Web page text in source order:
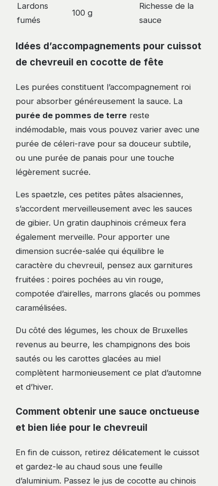
Lardons
fumés
100 g
Richesse de la
sauce
Idées d’accompagnements pour cuissot
de chevreuil en cocotte de fête
Les purées constituent l’accompagnement roi
pour absorber généreusement la sauce. La
purée de pommes de terre reste
indémodable, mais vous pouvez varier avec une
purée de céleri-rave pour sa douceur subtile,
ou une purée de panais pour une touche
légèrement sucrée.
Les spaetzle, ces petites pâtes alsaciennes,
s’accordent merveilleusement avec les sauces
de gibier. Un gratin dauphinois crémeux fera
également merveille. Pour apporter une
dimension sucrée-salée qui équilibre le
caractère du chevreuil, pensez aux garnitures
fruitées : poires pochées au vin rouge,
compotée d’airelles, marrons glacés ou pommes
caramélisées.
Du côté des légumes, les choux de Bruxelles
revenus au beurre, les champignons des bois
sautés ou les carottes glacées au miel
complètent harmonieusement ce plat d’automne
et d’hiver.
Comment obtenir une sauce onctueuse
et bien liée pour le chevreuil
En fin de cuisson, retirez délicatement le cuissot
et gardez-le au chaud sous une feuille
d’aluminium. Passez le jus de cocotte au chinois